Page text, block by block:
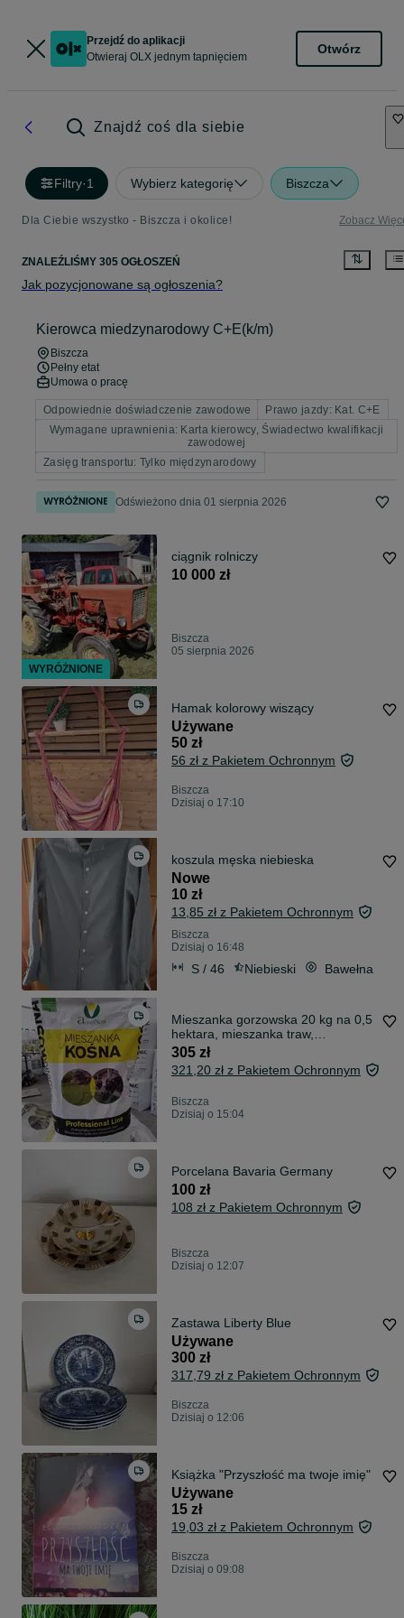
Przejdź do aplikacji
Otwieraj OLX jednym tapnięciem
Otwórz
Znajdź coś dla siebie
Filtry·1 Wybierz kategorię Biszcza
Dla Ciebie wszystko - Biszcza i okolice! Zobacz
ZNALEŹLIŚMY 305 OGŁOSZEŃ
Jak pozycjonowane są ogłoszenia?
Kierowca miedzynarodowy C+E(k/m)
Biszcza
Pełny etat
Umowa o pracę
Odpowiednie doświadczenie zawodowe
Prawo jazdy: Kat. C+E
Wymagane uprawnienia: Karta kierowcy, Świadectwo kwalifikacji
zawodowej
Zasięg transportu: Tylko międzynarodowy
Odświeżono dnia 01 sierpnia 2026
ciągnik rolniczy
10 000 zł
Biszcza
05 sierpnia 2026
Hamak kolorowy wiszący
Używane
50 zł
56 zł z Pakietem Ochronnym
Biszcza
Dzisiaj o 17:10
koszula męska niebieska
Nowe
10 zł
13,85 zł z Pakietem Ochronnym
Biszcza
Dzisiaj o 16:48
S / 46 Niebieski Bawełna
Mieszanka gorzowska 20 kg na 0,5
hektara, mieszanka traw,
Gorzowska zimowa, nasiona traw
305 zł
321,20 zł z Pakietem Ochronnym
Biszcza
Dzisiaj o 15:04
Porcelana Bavaria Germany
100 zł
108 zł z Pakietem Ochronnym
Biszcza
Dzisiaj o 12:07
Zastawa Liberty Blue
Używane
300 zł
317,79 zł z Pakietem Ochronnym
Biszcza
Dzisiaj o 12:06
Książka "Przyszłość ma twoje imię"
Używane
15 zł
19,03 zł z Pakietem Ochronnym
Biszcza
Dzisiaj o 09:08
WYRÓŻNIONE